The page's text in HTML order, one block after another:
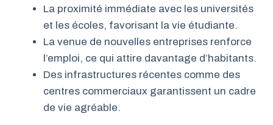
La proximité immédiate avec les universités
et les écoles, favorisant la vie étudiante.
La venue de nouvelles entreprises renforce
l’emploi, ce qui attire davantage d’habitants.
Des infrastructures récentes comme des
centres commerciaux garantissent un cadre
de vie agréable.